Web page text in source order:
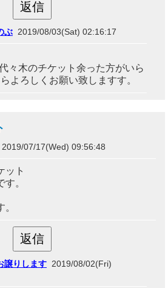
ぶ 2019/08/03(Sat) 02:16:17
々木のチケット余った方がいら
よろしくお願い致しますす。
2019/07/17(Wed) 09:56:48
ット
。
譲りします 2019/08/02(Fri)